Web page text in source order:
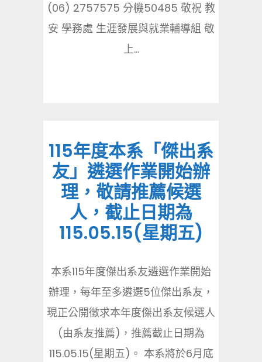
(06) 2757575 分機50485 敬祝 教
安 學務處 生涯發展與就業輔導組 敬
上...
115年度本系「傑出系
友」遴選作業開始辦
理，敬請推薦候選
人，截止日期為
115.05.15(星期五)
本系115年度傑出系友遴選作業開始
辦理，每年至多遴選5位傑出系友，
現正公開徵求本年度傑出系友候選人
(由系友推薦)，推薦截止日期為
115.05.15(星期五)。 本系將於6月底